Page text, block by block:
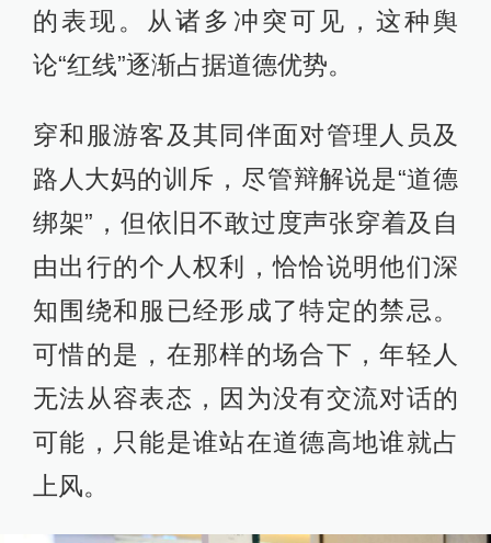
的表现。从诸多冲突可见，这种舆
论“红线”逐渐占据道德优势。
穿和服游客及其同伴面对管理人员及
路人大妈的训斥，尽管辩解说是“道德
绑架”，但依旧不敢过度声张穿着及自
由出行的个人权利，恰恰说明他们深
知围绕和服已经形成了特定的禁忌。
可惜的是，在那样的场合下，年轻人
无法从容表态，因为没有交流对话的
可能，只能是谁站在道德高地谁就占
上风。